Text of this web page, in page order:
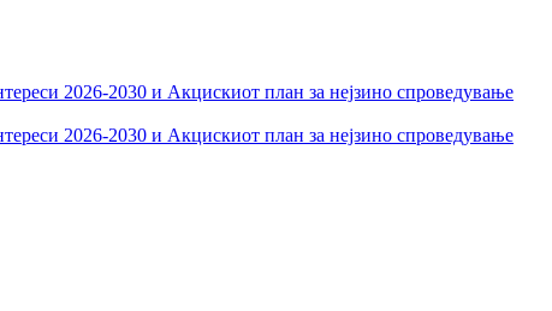
2026-2030 и Акцискиот план за нејзино спроведување
2026-2030 и Акцискиот план за нејзино спроведување